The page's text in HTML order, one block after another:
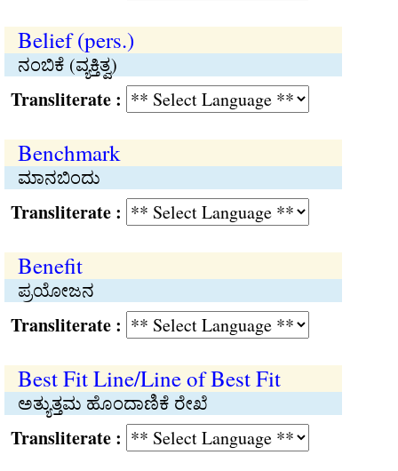
Belief (pers.)
ನಂಬಿಕೆ (ವ್ಯಕ್ತಿತ್ವ)
:
Benchmark
ಮಾನಬಿಂದು
:
Benefit
ಪ್ರಯೋಜನ
:
Best Fit Line/Line of Best Fit
ಅತ್ಯುತ್ತಮ ಹೊಂದಾಣಿಕೆ ರೇಖೆ
: